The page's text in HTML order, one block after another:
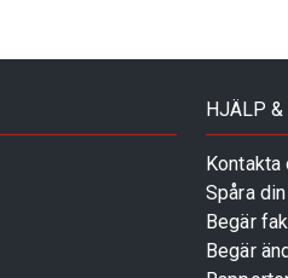
HJÄLP &
Kontakta
Spåra
Begär
Begär